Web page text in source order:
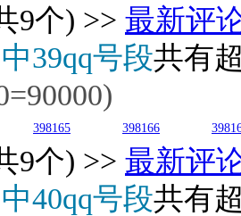
9个) >> 最新评
39qq号段共有
398165 398166
9个) >> 最新评
40qq号段共有